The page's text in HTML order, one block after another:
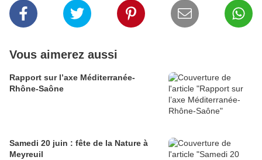
Vous aimerez aussi
Rapport sur l’axe Méditerranée-
Rhône-Saône
Samedi 20 juin : fête de la Nature à
Meyreuil